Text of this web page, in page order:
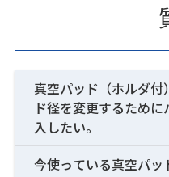
真空パッド（ホルダ付
ド径を変更するため
入したい。
今使っている真空パッ